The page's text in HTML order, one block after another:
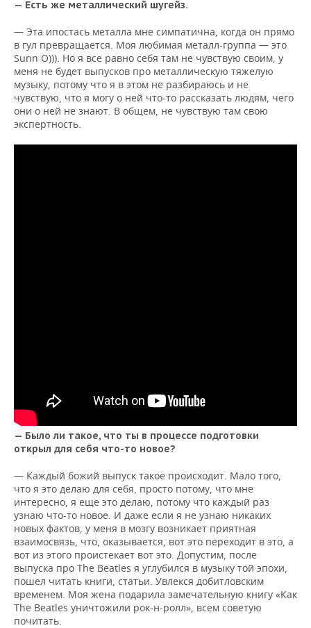
— Есть же металлический шугейз.
— Эта ипостась металла мне симпатична, когда он прямо
в гул превращается. Моя любимая металл-группа — это
Sunn O))). Но я все равно себя там не чувствую своим, у
меня не будет выпусков про металлическую тяжелую
музыку, потому что я в этом не разбираюсь и не
чувствую, что я могу о ней что-то рассказать людям, чего
они о ней не знают. В общем, не чувствую там свою
экспертность.
— Было ли такое, что ты в процессе подготовки
открыл для себя что-то новое?
— Каждый божий выпуск такое происходит. Мало того,
что я это делаю для себя, просто потому, что мне
интересно, я еще это делаю, потому что каждый раз
узнаю что-то новое. И даже если я не узнаю никаких
новых фактов, у меня в мозгу возникает приятная
взаимосвязь, что, оказывается, вот это переходит в это, а
вот из этого проистекает вот это. Допустим, после
выпуска про The Beatles я углубился в музыку той эпохи,
пошел читать книги, статьи. Увлекся добитловским
временем. Моя жена подарила замечательную книгу «Как
The Beatles уничтожили рок-н-ролл», всем советую
почитать.